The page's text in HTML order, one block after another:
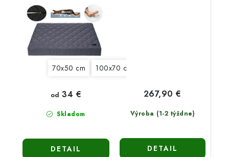
70x50 cm 100x70 cm
Skladom
od 34 €
DETAIL
Výroba (1-2 týždne)
267,90 €
DETAIL